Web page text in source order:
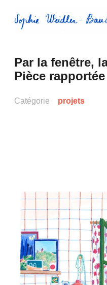
au
contenu
Sophie
Weidler-
Bauchez
Par la fenêtre,
Pièce rapportée
Catégorie projets